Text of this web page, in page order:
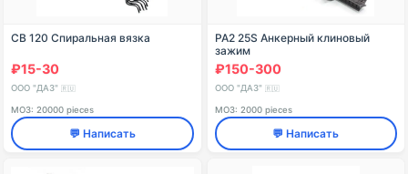
СВ 120 Спиральная вязка
₽15-30
ООО "ДАЗ" 🇷🇺
МОЗ: 20000 pieces
💬 Написать
PA2 25S Анкерный клиновый
зажим
₽150-300
ООО "ДАЗ" 🇷🇺
МОЗ: 2000 pieces
💬 Написать